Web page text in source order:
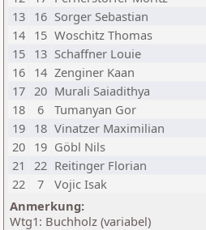
13 16 Sorger Sebastian
14 15 Woschitz Thomas
15 13 Schaffner Louie
16 14 Zenginer Kaan
17 20 Murali Saiadithya
18
6 Tumanyan Gor
19 18 Vinatzer Maximilian
20 19 Göbl Nils
21
22 Reitinger Florian
22
7 Vojic Isak
Anmerkung:
Wtg1: Buchholz (variabel)